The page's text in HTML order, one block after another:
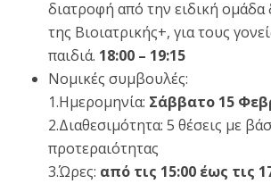
διατροφή από την ειδική ομάδα
της Βιοιατρικής+, για τους
παιδιά. 18:00 – 19:15
Νομικές συμβουλές:
1.Ημερομηνία: Σάββατο 15
2.Διαθεσιμότητα: 5 θέσεις με
προτεραιότητας
3.Ώρες: από τις 15:00 έως τις